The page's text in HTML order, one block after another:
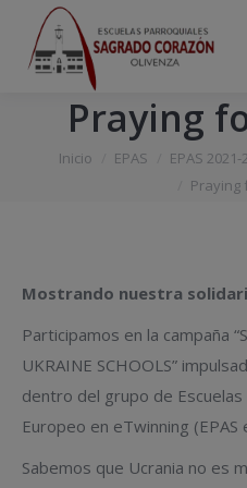
Praying
Estás aquí:
Inicio EPAS EPAS 2021-
Praying
Mostrando nuestra
Participamos en la campaña
UKRAINE SCHOOLS”
dentro del grupo de
Europeo en eTwinning (EPAS
Sabemos que Ucrania no es